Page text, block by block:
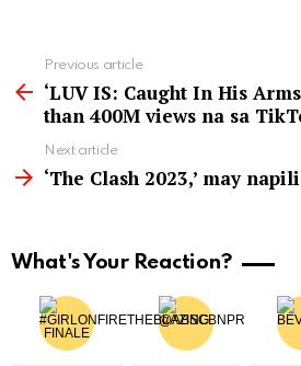
more
Previous article
‘LUV IS: Caught In His
than 400M views na sa
Next article
‘The Clash 2023,’ may
What's Your Reaction?